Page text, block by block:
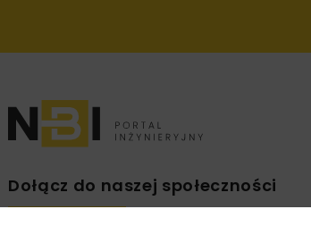
Dołącz do naszej społeczności